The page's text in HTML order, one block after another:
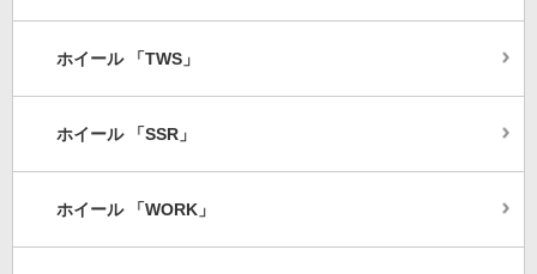
ホイール 「TWS」
ホイール 「SSR」
ホイール 「WORK」